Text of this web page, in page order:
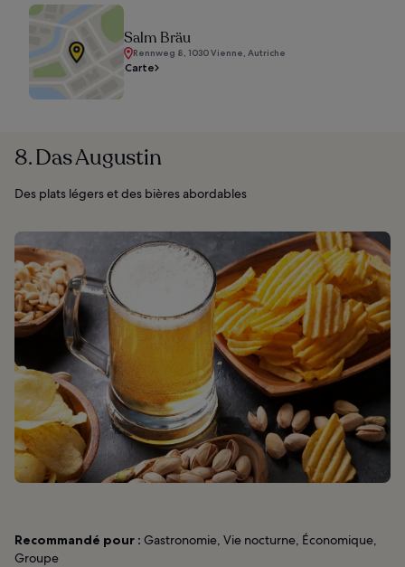
Salm Bräu
Rennweg 8, 1030 Vienne, Autriche
Carte
8. Das Augustin
Des plats légers et des bières abordables
Recommandé pour : Gastronomie, Vie nocturne, Économique,
Groupe